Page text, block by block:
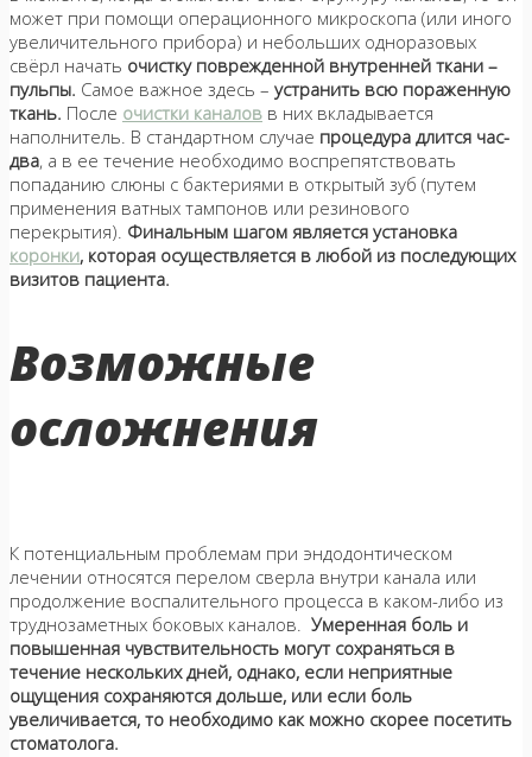
может при помощи операционного микроскопа (или иного
увеличительного прибора) и небольших одноразовых
свёрл начать очистку поврежденной внутренней ткани –
пульпы. Самое важное здесь – устранить всю пораженную
ткань. После очистки каналов в них вкладывается
наполнитель. В стандартном случае процедура длится час-
два, а в ее течение необходимо воспрепятствовать
попаданию слюны с бактериями в открытый зуб (путем
применения ватных тампонов или резинового
перекрытия). Финальным шагом является установка
коронки, которая осуществляется в любой из последующих
визитов пациента.
Возможные
осложнения
К потенциальным проблемам при эндодонтическом
лечении относятся перелом сверла внутри канала или
продолжение воспалительного процесса в каком-либо из
труднозаметных боковых каналов. Умеренная боль и
повышенная чувствительность могут сохраняться в
течение нескольких дней, однако, если неприятные
ощущения сохраняются дольше, или если боль
увеличивается, то необходимо как можно скорее посетить
стоматолога.